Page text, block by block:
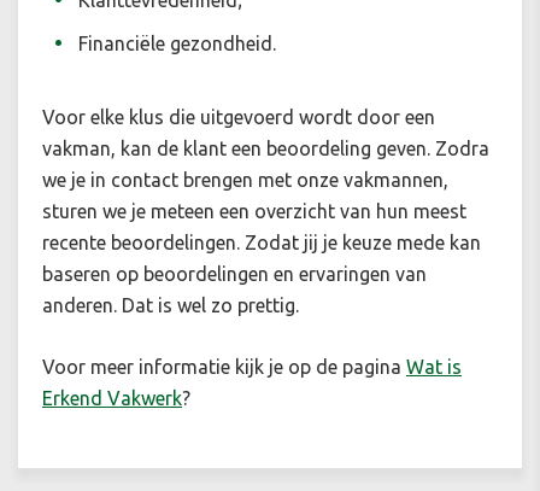
Financiële gezondheid.
Voor elke klus die uitgevoerd wordt door een
vakman, kan de klant een beoordeling geven. Zodra
we je in contact brengen met onze vakmannen,
sturen we je meteen een overzicht van hun meest
recente beoordelingen. Zodat jij je keuze mede kan
baseren op beoordelingen en ervaringen van
anderen. Dat is wel zo prettig.
Voor meer informatie kijk je op de pagina Wat is
Erkend Vakwerk?